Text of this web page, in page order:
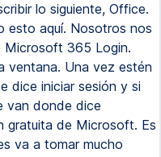
lo siguiente, Office.
esto aquí. Nosotros nos
Microsoft 365 Login.
ventana. Una vez estén
dice iniciar sesión y si
van donde dice
gratuita de Microsoft. Es
va a tomar mucho